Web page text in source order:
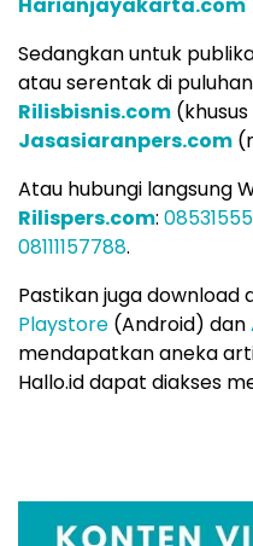
Harianjayakarta.com
Sedangkan untuk
atau serentak di
Rilisbisnis.com
Jasasiaranpers.com
Atau hubungi langsung
Rilispers.com:
08111157788.
Pastikan juga download
Playstore (Android) dan
mendapatkan aneka
Hallo.id dapat diakses